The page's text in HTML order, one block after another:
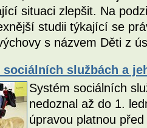
situaci zlepšit. Na
studii týkající se
s názvem Děti z
sociálních službách a
Systém sociálních
nedoznal až do 1.
úpravou platnou